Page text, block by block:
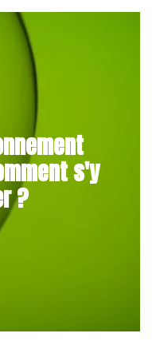
s'y
?